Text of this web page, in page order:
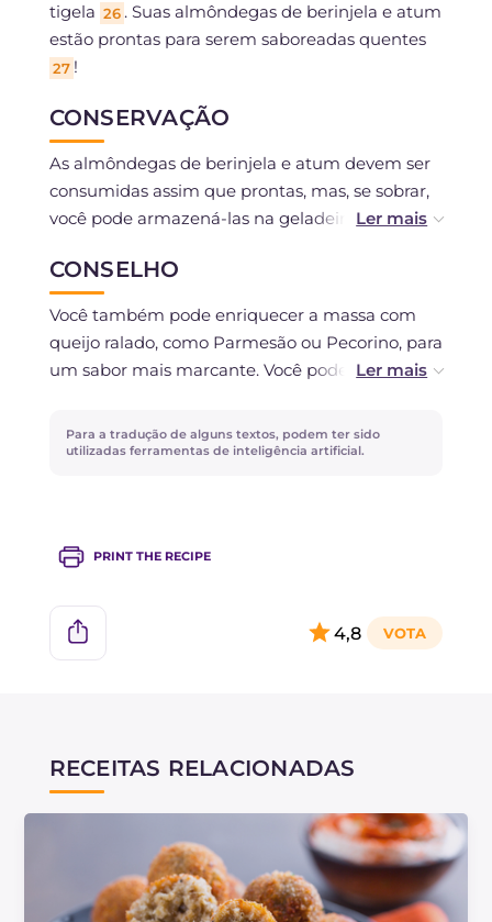
tigela 26 . Suas almôndegas de berinjela e atum
estão prontas para serem saboreadas quentes
27 !
CONSERVAÇÃO
As almôndegas de berinjela e atum devem ser
consumidas assim que prontas, mas, se sobrar,
você pode armazená-las na geladeira, em um
CONSELHO
Você também pode enriquecer a massa com
queijo ralado, como Parmesão ou Pecorino, para
um sabor mais marcante. Você pode substituir
aromática e fresca.
Para a tradução de alguns textos, podem ter sido
utilizadas ferramentas de inteligência artificial.
PRINT THE RECIPE
4,8
RECEITAS RELACIONADAS